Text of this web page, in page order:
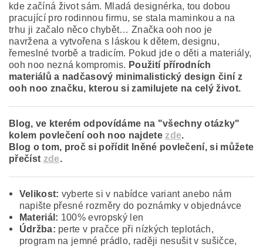
kde začíná život sám. Mladá designérka, tou dobou
pracující pro rodinnou firmu, se stala maminkou a na
trhu ji začalo něco chybět… Značka ooh noo je
navržena a vytvořena s láskou k dětem, designu,
řemeslné tvorbě a tradicím. Pokud jde o děti a materiály,
ooh noo nezná kompromis. Použití přírodních
materiálů a nadčasový minimalistický design činí z
ooh noo značku, kterou si zamilujete na celý život.
Blog, ve kterém odpovídáme na "všechny otázky"
kolem povlečení ooh noo najdete zde.
Blog o tom, proč si pořídit lněné povlečení, si můžete
přečíst zde.
Velikost: vyberte si v nabídce variant anebo nám
napište přesné rozměry do poznámky v objednávce
Materiál: 100% evropský len
Údržba: perte v pračce při nízkých teplotách,
program na jemné prádlo, raději nesušit v sušičce,